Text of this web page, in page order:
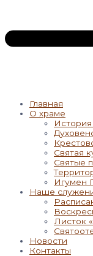
Главная
О храме
Святая
Святые
Игумен
Наше
Листок
Новости
Контакты